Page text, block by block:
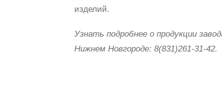
изделий.
Узнать подробнее о продукции
Нижнем Новгороде: 8(831)261-31-42.